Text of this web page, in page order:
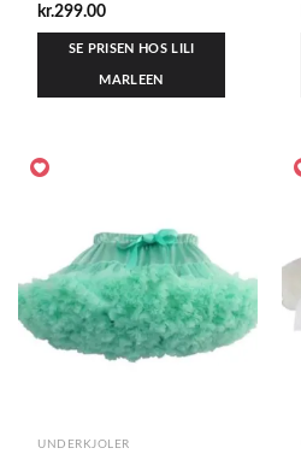
kr.299.00
SE PRISEN HOS LILI
MARLEEN
UNDERKJOLER